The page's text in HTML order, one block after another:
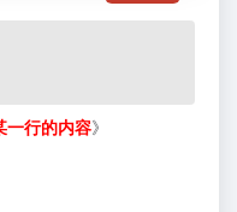
一行的内容》